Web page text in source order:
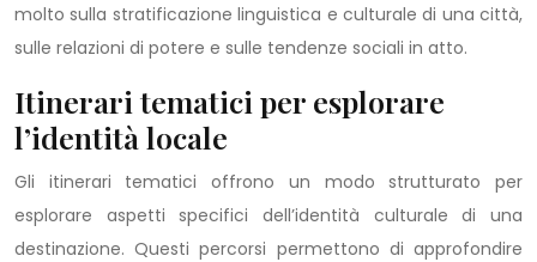
molto sulla stratificazione linguistica e culturale di una città,
sulle relazioni di potere e sulle tendenze sociali in atto.
Itinerari tematici per esplorare
l’identità locale
Gli itinerari tematici offrono un modo strutturato per
esplorare aspetti specifici dell’identità culturale di una
destinazione. Questi percorsi permettono di approfondire